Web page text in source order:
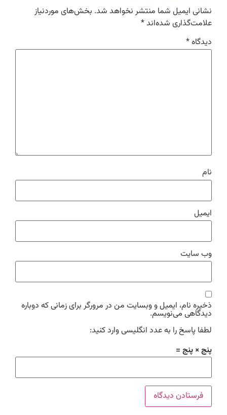
نشانی ایمیل شما منتشر نخواهد شد. بخش‌های موردنیاز
علامت‌گذاری شده‌اند*
دیدگاه*
نام
ایمیل
وب‌ سایت
ذخیره نام، ایمیل و وبسایت من در مرورگر برای زمانی که دوباره
دیدگاهی می‌نویسم.
لطفا پاسخ را به عدد انگلیسی وارد کنید:
پنج × پنج =